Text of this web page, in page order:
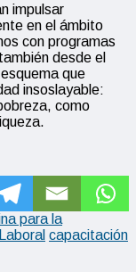
impulsar
en el ámbito
con programas
desde el
que
insoslayable:
como
para la
capacitación